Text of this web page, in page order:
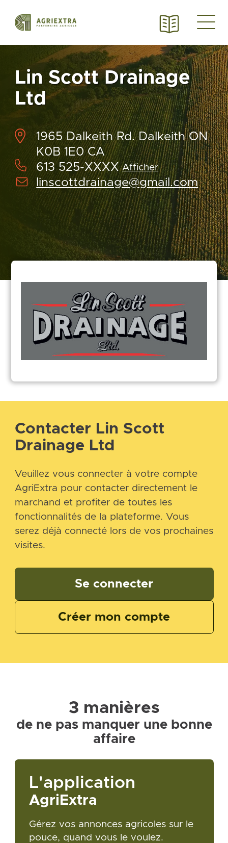
Lin Scott Drainage
Ltd
1965 Dalkeith Rd. Dalkeith ON
K0B 1E0 CA
613 525-XXXX Afficher
linscottdrainage@gmail.com
Contacter Lin Scott
Drainage Ltd
Veuillez vous connecter à votre compte
AgriExtra pour contacter directement le
marchand et profiter de toutes les
fonctionnalités de la plateforme. Vous
serez déjà connecté lors de vos prochaines
visites.
Se connecter
Créer mon compte
3 manières
de ne pas manquer une bonne
affaire
L'application
AgriExtra
Gérez vos annonces agricoles sur le
pouce, quand vous le voulez.